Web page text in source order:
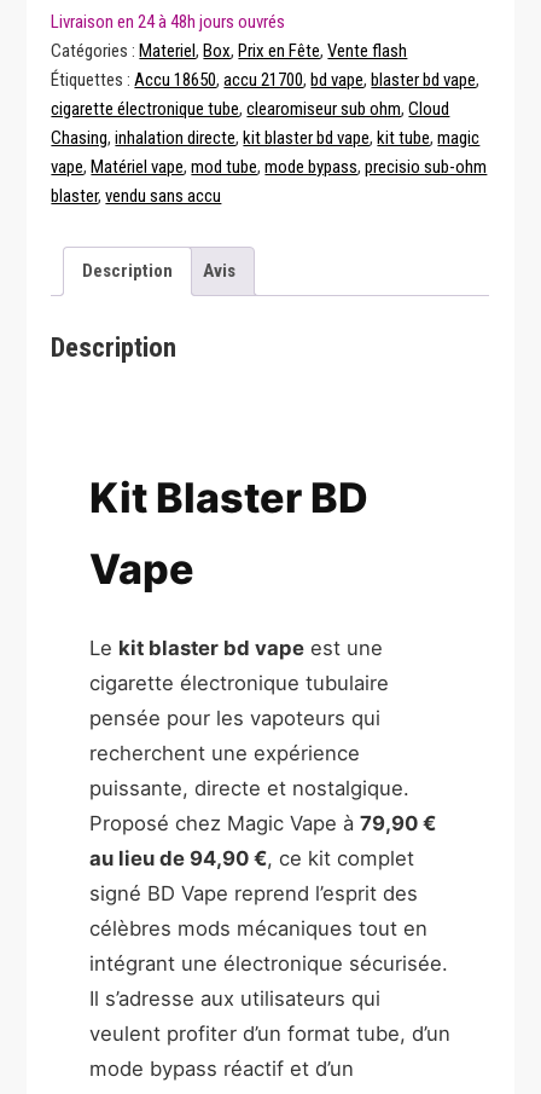
BD
Vape
Catégories :Materiel,Box,Prix en Fête,Vente flash
Étiquettes :Accu 18650,accu 21700,bd vape,blaster bd vape,
cigarette électronique tube,clearomiseur sub ohm,Cloud
Chasing,inhalation directe,kit blaster bd vape,kit tube,magic
vape,Matériel vape,mod tube,mode bypass,precisio sub-ohm
blaster,vendu sans accu
Description Avis
Description
Kit Blaster BD
Vape
Le kit blaster bd vape est une
cigarette électronique tubulaire
pensée pour les vapoteurs qui
recherchent une expérience
puissante, directe et nostalgique.
Proposé chez Magic Vape à79,90 €
au lieu de 94,90 €, ce kit complet
signé BD Vape reprend l’esprit des
célèbres mods mécaniques tout en
intégrant une électronique sécurisée.
Il s’adresse aux utilisateurs qui
veulent profiter d’un format tube, d’un
mode bypass réactif et d’un